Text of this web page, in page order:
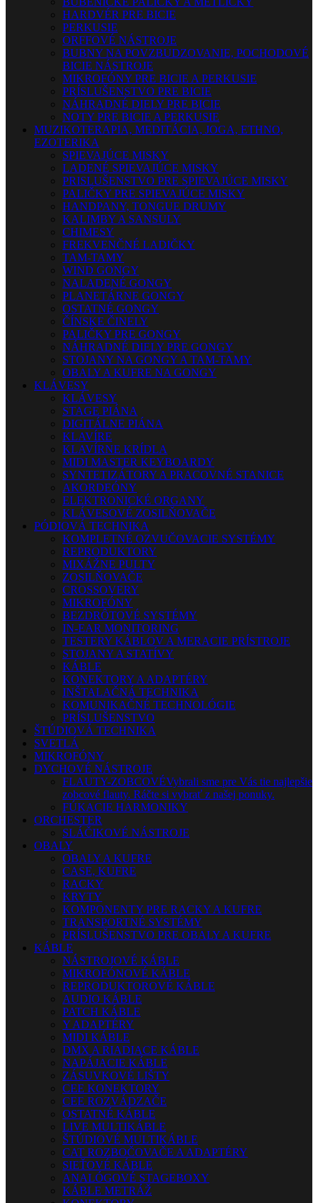
HARDVÉR PRE BICIE
PERKUSIE
ORFFOVÉ NÁSTROJE
BUBNY NA POVZBUDZOVANIE, POCHODOVÉ
BICIE NÁSTROJE
MIKROFÓNY PRE BICIE A PERKUSIE
PRÍSLUŠENSTVO PRE BICIE
NÁHRADNÉ DIELY PRE BICIE
NOTY PRE BICIE A PERKUSIE
MUZIKOTERAPIA, MEDITÁCIA, JOGA, ETHNO,
EZOTERIKA
SPIEVAJÚCE MISKY
LADENÉ SPIEVAJÚCE MISKY
PRISLUŠENSTVO PRE SPIEVAJÚCE MISKY
PALIČKY PRE SPIEVAJÚCE MISKY
HANDPANY, TONGUE DRUMY
KALIMBY A SANSULY
CHIMESY
FREKVENČNÉ LADIČKY
TAM-TAMY
WIND GONGY
NALADENÉ GONGY
PLANETÁRNE GONGY
OSTATNÉ GONGY
ČÍNSKE ČINELY
PALIČKY PRE GONGY
NÁHRADNÉ DIELY PRE GONGY
STOJANY NA GONGY A TAM-TAMY
OBALY A KUFRE NA GONGY
KLÁVESY
KLÁVESY
STAGE PIÁNA
DIGITÁLNE PIÁNA
KLAVÍRE
KLAVÍRNE KRÍDLA
MIDI MASTER KEYBOARDY
SYNTETIZÁTORY A PRACOVNÉ STANICE
AKORDEÓNY
ELEKTRONICKÉ ORGANY
KLÁVESOVÉ ZOSILŇOVAČE
PÓDIOVÁ TECHNIKA
KOMPLETNÉ OZVUČOVACIE SYSTÉMY
REPRODUKTORY
MIXÁŽNE PULTY
ZOSILŇOVAČE
CROSSOVERY
MIKROFÓNY
BEZDRÔTOVÉ SYSTÉMY
IN-EAR MONITORING
TESTERY KÁBLOV A MERACIE PRÍSTROJE
STOJANY A STATÍVY
KÁBLE
KONEKTORY A ADAPTÉRY
INŠTALAČNÁ TECHNIKA
KOMUNIKAČNÉ TECHNOLÓGIE
PRÍSLUŠENSTVO
ŠTÚDIOVÁ TECHNIKA
SVETLÁ
MIKROFÓNY
DYCHOVÉ NÁSTROJE
FLAUTY-ZOBCOVÉVybrali sme pre Vás tie najlepšie
zobcové flauty. Ráčte si vybrať z našej ponuky.
FÚKACIE HARMONIKY
ORCHESTER
SLÁČIKOVÉ NÁSTROJE
OBALY
OBALY A KUFRE
CASE, KUFRE
RACKY
KRYTY
KOMPONENTY PRE RACKY A KUFRE
TRANSPORTNÉ SYSTÉMY
PRÍSLUŠENSTVO PRE OBALY A KUFRE
KÁBLE
NÁSTROJOVÉ KÁBLE
MIKROFÓNOVÉ KÁBLE
REPRODUKTOROVÉ KÁBLE
AUDIO KÁBLE
PATCH KÁBLE
Y ADAPTÉRY
MIDI KÁBLE
DMX A RIADIACE KÁBLE
NAPÁJACIE KÁBLE
ZÁSUVKOVÉ LIŠTY
CEE KONEKTORY
CEE ROZVÁDZAČE
OSTATNÉ KÁBLE
LIVE MULTIKÁBLE
ŠTÚDIOVÉ MULTIKÁBLE
CAT ROZBOČOVAČE A ADAPTÉRY
SIEŤOVÉ KÁBLE
ANALÓGOVÉ STAGEBOXY
KÁBLE METRÁŽ